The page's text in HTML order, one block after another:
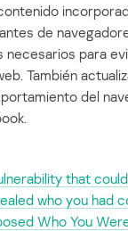
de
necesarios para
También
del
that
who you had
Who You